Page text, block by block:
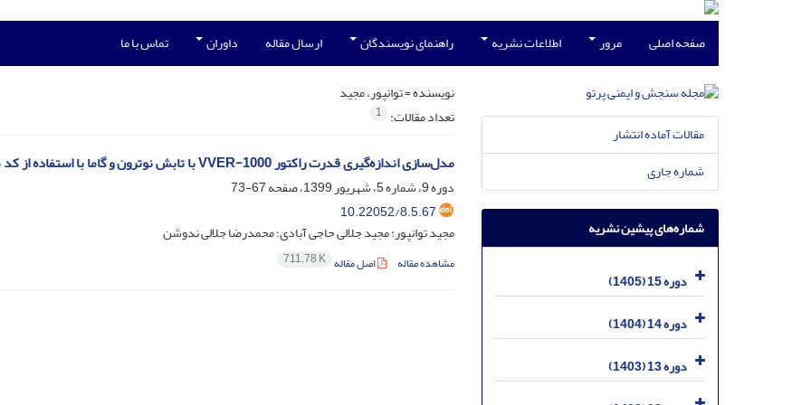
صفحه اصلی مرور اطلاعات نشریه راهنمای نویسندگان ارسال مقاله داوران تماس با ما
نویسنده =توانپور، مجید
تعداد مقالات: 1
مدل‌سازی اندازه‌گیری قدرت راکتور VVER-1000 با تابش نوترون و گاما با استفاده از کد مونت‌کارلو
دوره 9، شماره 5، شهریور 1399، صفحه
67-73
10.22052/8.5.67
مجید توانپور؛ مجید جلالی حاجی آبادی؛ محمدرضا جلالی ندوشن
مشاهده مقاله اصل مقاله 711.78 K
مقالات آماده انتشار
شماره جاری
شماره‌های پیشین نشریه
دوره 15 (1405)
دوره 14 (1404)
دوره 13 (1403)